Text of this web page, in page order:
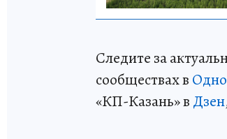
Следите за
сообществах в
«КП-Казань» в Дзен